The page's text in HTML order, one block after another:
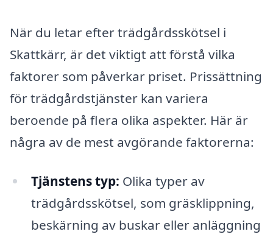
När du letar efter trädgårdsskötsel i
Skattkärr, är det viktigt att förstå vilka
faktorer som påverkar priset. Prissättning
för trädgårdstjänster kan variera
beroende på flera olika aspekter. Här är
några av de mest avgörande faktorerna:
Tjänstens typ: Olika typer av
trädgårdsskötsel, som gräsklippning,
beskärning av buskar eller anläggning